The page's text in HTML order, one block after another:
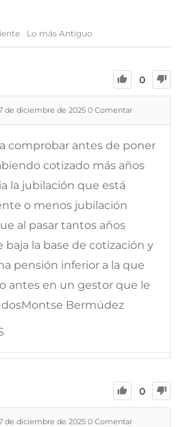
Lo más Antiguo
0
de diciembre de 2025 0 Comentar
comprobar antes de poner
cotizado más años
la jubilación que está
o menos jubilación
al pasar tantos años
baja la base de cotización y
pensión inferior a la que
antes en un gestor que le
Bermúdez
0
de diciembre de 2025 0 Comentar